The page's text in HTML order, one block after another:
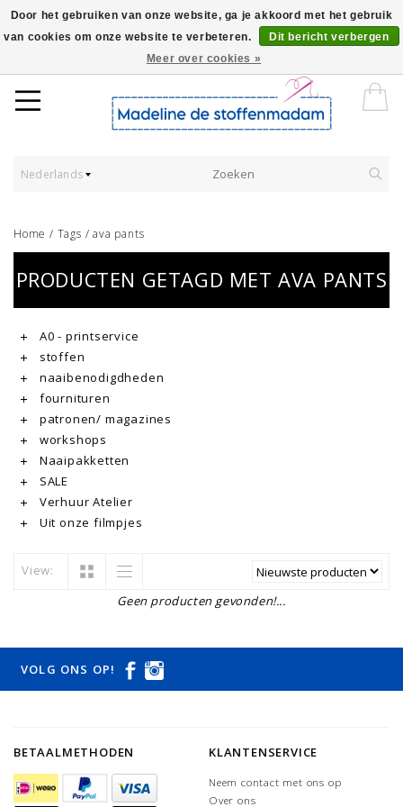
Worldwide Shipping - Onze stoffen worden verkocht per 10 cm.
Nederlands
Home / Tags /ava pants
PRODUCTEN GETAGD MET AVA PANTS
A0 - printservice
stoffen
naaibenodigdheden
fournituren
patronen/ magazines
workshops
Naaipakketten
SALE
Verhuur Atelier
Uit onze filmpjes
View:
Geen producten gevonden!...
VOLG ONS OP!
BETAALMETHODEN KLANTENSERVICE
Neem contact met ons op
Over ons
Door het gebruiken van onze website, ga je akkoord met het gebruik
van cookies om onze website te verbeteren.
Dit bericht verbergen
Meer over cookies »